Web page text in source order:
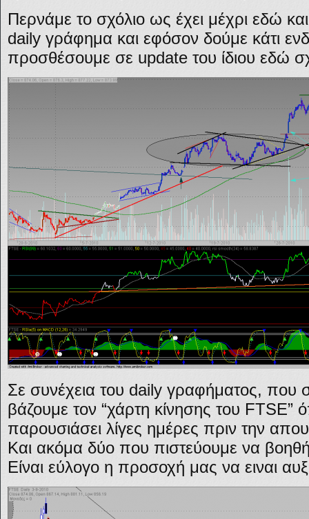
Περνάμε το σχόλιο ως έχει μέχρι εδώ
daily γράφημα και εφόσον δούμε κάτι
προσθέσουμε σε update του ίδιου εδώ
Σε συνέχεια του daily γραφήματος,
βάζουμε τον “χάρτη κίνησης του FTSE”
παρουσιάσει λίγες ημέρες πριν την
Και ακόμα δύο που πιστεύουμε να
Είναι εύλογο η προσοχή μας να ειναι